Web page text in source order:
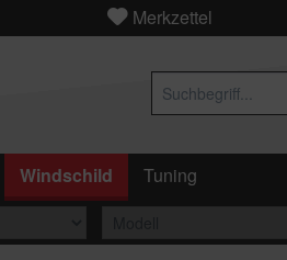
Merkzettel
Windschild Tuning